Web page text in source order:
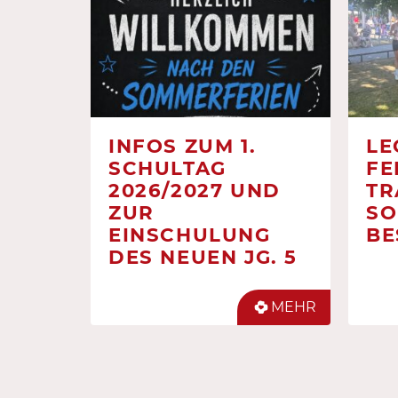
INFOS ZUM 1.
SCHULTAG
2026/2027 UND
ZUR
EINSCHULUNG
DES NEUEN JG. 5
MEHR